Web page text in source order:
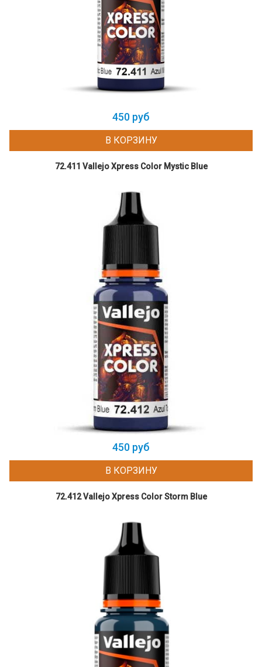
450 руб
В КОРЗИНУ
72.411 Vallejo Xpress Color Mystic Blue
450 руб
В КОРЗИНУ
72.412 Vallejo Xpress Color Storm Blue